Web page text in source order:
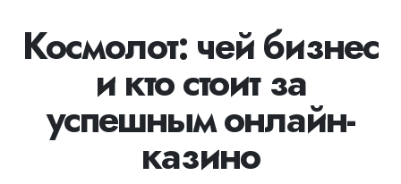
Космолот: чей бизнес
и кто стоит за
успешным онлайн-
казино